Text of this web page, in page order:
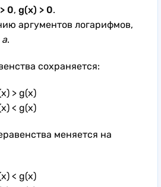
0, g(x) > 0.
аргументов логарифмов,
a.
сохраняется:
> g(x)
< g(x)
меняется на
< g(x)